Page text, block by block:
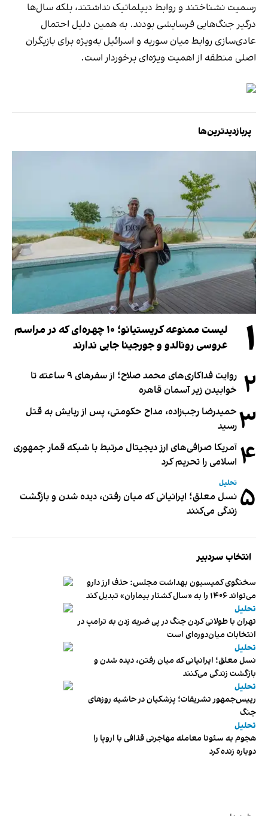
رسمیت نشناختند و روابط دیپلماتیک نداشتند، بلکه سال‌ها
درگیر جنگ‌هایی فرسایشی بودند. به همین دلیل احتمال
عادی‌سازی روابط میان سوریه و اسرائیل به‌ویژه برای بازیگران
اصلی منطقه از اهمیت ویژه‌ای برخوردار است.
پربازدیدترین‌ها
۱
لیست ممنوعه کریستیانو؛ ۱۰ چهره‌ای که در مراسم
عروسی رونالدو و جورجینا جایی ندارند
۲
روایت فداکاری‌های محمد صلاح؛ از سفرهای ۹ ساعته تا
خوابیدن زیر آسمان قاهره
۳ حمیدرضا رجب‌زاده، مداح حکومتی، پس از ربایش به قتل
رسید
۴ آمریکا صرافی‌های ارز دیجیتال مرتبط با شبکه قمار جمهوری
اسلامی را تحریم کرد
۵ تحلیل
نسل معلق؛ ایرانیانی که میان رفتن، دیده شدن و بازگشت
زندگی می‌کنند
انتخاب سردبیر
سخنگوی کمیسیون بهداشت مجلس: حذف ارز دارو
می‌تواند ۱۴۰۶ را به «سال کشتار بیماران» تبدیل کند
تحلیل
تهران با طولانی کردن جنگ در پی ضربه زدن به ترامپ در
انتخابات میان‌دوره‌ای است
تحلیل
نسل معلق؛ ایرانیانی که میان رفتن، دیده شدن و
بازگشت زندگی می‌کنند
تحلیل
رییس‌جمهور تشریفات؛ پزشکیان در حاشیه روزهای
جنگ
تحلیل
هجوم به سئوتا معامله مهاجرتی قذافی با اروپا را
دوباره زنده کرد